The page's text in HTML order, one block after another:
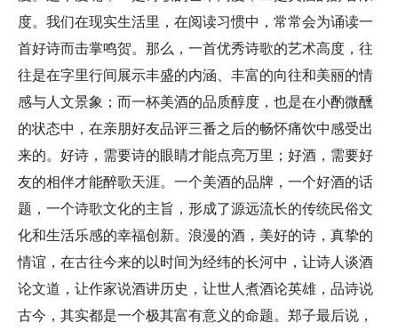
度。我们在现实生活里，在阅读习惯中，常常会为诵读一
首好诗而击掌鸣贺。那么，一首优秀诗歌的艺术高度，往
往是在字里行间展示丰盛的内涵、丰富的向往和美丽的情
感与人文景象；而一杯美酒的品质醇度，也是在小酌微醺
的状态中，在亲朋好友品评三番之后的畅怀痛饮中感受出
来的。好诗，需要诗的眼睛才能点亮万里；好酒，需要好
友的相伴才能醉歌天涯。一个美酒的品牌，一个好酒的话
题，一个诗歌文化的主旨，形成了源远流长的传统民俗文
化和生活乐感的幸福创新。浪漫的酒，美好的诗，真挚的
情谊，在古往今来的以时间为经纬的长河中，让诗人谈酒
论文道，让作家说酒讲历史，让世人煮酒论英雄，品诗说
古今，其实都是一个极其富有意义的命题。郑子最后说，